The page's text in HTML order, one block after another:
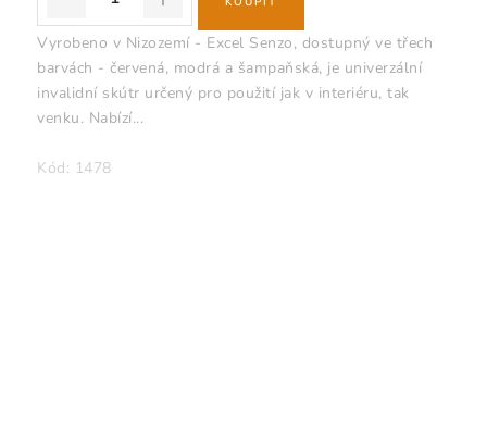
Vyrobeno v Nizozemí - Excel Senzo, dostupný ve třech
barvách - červená, modrá a šampaňská, je univerzální
invalidní skútr určený pro použití jak v interiéru, tak
venku. Nabízí...
Kód: 1478